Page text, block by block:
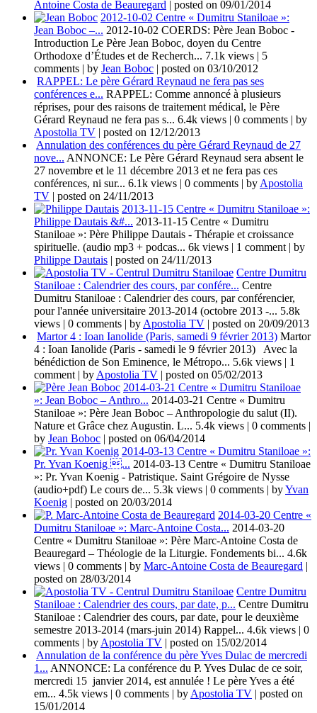
Antoine Costa de Beauregard | posted on 09/01/2014
2012-10-02 Centre « Dumitru Staniloae »:
Jean Boboc –... 2012-10-02 COERDS: Père Jean Boboc -
Introduction Le Père Jean Boboc, doyen du Centre
Orthodoxe d’Études et de Recherch... 7.1k views | 5
comments | by Jean Boboc | posted on 03/10/2012
RAPPEL: Le père Gérard Reynaud ne fera pas ses
conférences e... RAPPEL: Comme annoncé à plusieurs
réprises, pour des raisons de traitement médical, le Père
Gérard Reynaud ne fera pas s... 6.4k views | 0 comments | by
Apostolia TV | posted on 12/12/2013
Annulation des conférences du père Gérard Reynaud de 27
nove... ANNONCE: Le Père Gérard Reynaud sera absent le
27 novembre et le 11 décembre 2013 et ne fera pas ces
conférences, ni sur... 6.1k views | 0 comments | by Apostolia
TV | posted on 24/11/2013
2013-11-15 Centre « Dumitru Staniloae »:
Philippe Dautais &#... 2013-11-15 Centre « Dumitru
Staniloae »: Père Philippe Dautais - Thérapie et croissance
spirituelle. (audio mp3 + podcas... 6k views | 1 comment | by
Philippe Dautais | posted on 24/11/2013
Centre Dumitru
Staniloae : Calendrier des cours, par confére... Centre
Dumitru Staniloae : Calendrier des cours, par conférencier,
pour l'année universitaire 2013-2014 (octobre 2013 -... 5.8k
views | 0 comments | by Apostolia TV | posted on 20/09/2013
Martor 4 : Ioan Ianolide (Paris, samedi 9 février 2013) Martor
4 : Ioan Ianolide (Paris - samedi le 9 février 2013) Avec la
bénédiction de Son Eminence, le Métropo... 5.6k views | 1
comment | by Apostolia TV | posted on 05/02/2013
2014-03-21 Centre « Dumitru Staniloae
»: Jean Boboc – Anthro... 2014-03-21 Centre « Dumitru
Staniloae »: Père Jean Boboc – Anthropologie du salut (II).
Nature et Grâce chez Augustin. L... 5.4k views | 0 comments |
by Jean Boboc | posted on 06/04/2014
2014-03-13 Centre « Dumitru Staniloae »:
Pr. Yvan Koenig ... 2014-03-13 Centre « Dumitru Staniloae
»: Pr. Yvan Koenig - Patristique. Saint Grégoire de Nysse
(audio+pdf) Le cours de... 5.3k views | 0 comments | byYvan
Koenig | posted on 20/03/2014
2014-03-20 Centre «
Dumitru Staniloae »: Marc-Antoine Costa... 2014-03-20
Centre « Dumitru Staniloae »: Père Marc-Antoine Costa de
Beauregard – Théologie de la Liturgie. Fondements bi... 4.6k
views | 0 comments | by Marc-Antoine Costa de Beauregard |
posted on 28/03/2014
Centre Dumitru
Staniloae : Calendrier des cours, par date, p... Centre Dumitru
Staniloae : Calendrier des cours, par date, pour le deuxième
semestre 2013-2014 (mars-juin 2014) Rappel... 4.6k views | 0
comments | by Apostolia TV | posted on 15/02/2014
Annulation de la conférence du père Yves Dulac de mercredi
1... ANNONCE: La conférence du P. Yves Dulac de ce soir,
mercredi 15 janvier 2014, est annulée ! Le père Yves a été
em... 4.5k views | 0 comments | by Apostolia TV | posted on
15/01/2014